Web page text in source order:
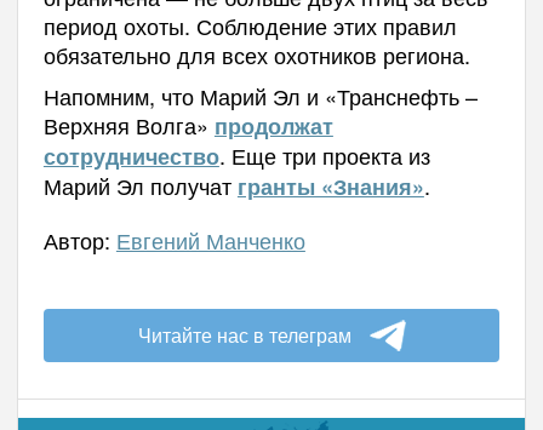
период охоты. Соблюдение этих правил
обязательно для всех охотников региона.
Напомним, что Марий Эл и «Транснефть –
Верхняя Волга» продолжат
сотрудничество. Еще три проекта из
Марий Эл получат гранты «Знания».
Автор: Евгений Манченко
Читайте нас в телеграм